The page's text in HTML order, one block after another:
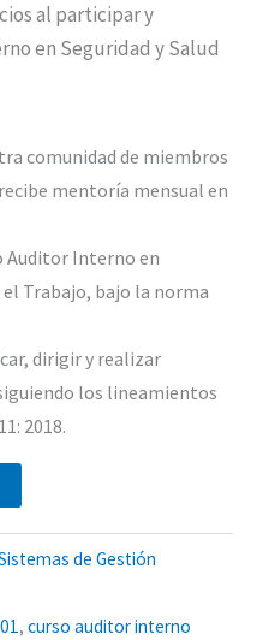
al participar y
en Seguridad y Salud
comunidad de miembros
mentoría mensual en
Auditor Interno en
el Trabajo, bajo la norma
dirigir y realizar
los lineamientos
2018.
de Gestión
, curso auditor interno